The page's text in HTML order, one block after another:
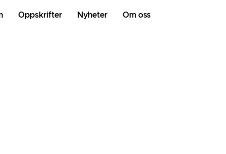
Oppskrifter Nyheter Om oss